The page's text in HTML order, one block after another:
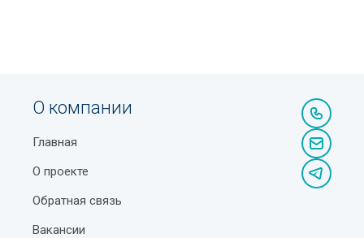
О компании
Главная
О проекте
Обратная связь
Вакансии